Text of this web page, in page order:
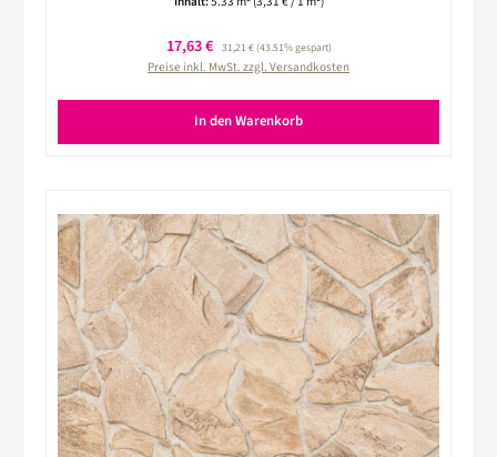
Verkaufspreis:
17,63 € Regulärer Preis:
31,21 €(43.51% gespart)
Preise inkl. MwSt. zzgl. Versandkosten
In den Warenkorb